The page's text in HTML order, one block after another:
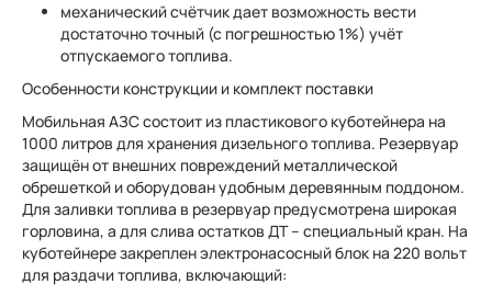
механический счётчик дает возможность вести
достаточно точный (с погрешностью 1%) учёт
отпускаемого топлива.
Особенности конструкции и комплект поставки
Мобильная АЗС состоит из пластикового куботейнера на
1000 литров для хранения дизельного топлива. Резервуар
защищён от внешних повреждений металлической
обрешеткой и оборудован удобным деревянным поддоном.
Для заливки топлива в резервуар предусмотрена широкая
горловина, а для слива остатков ДТ – специальный кран. На
куботейнере закреплен электронасосный блок на 220 вольт
для раздачи топлива, включающий: